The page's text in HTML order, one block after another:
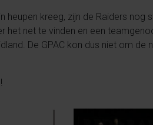
heupen kreeg, zijn de Raiders
het net te vinden en een
De GPAC kon dus niet om